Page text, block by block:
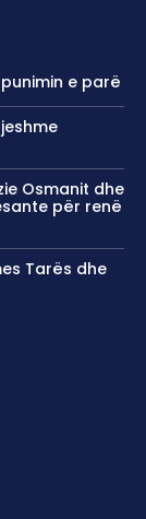
e parë
Osmanit dhe
për renë
Tarës dhe